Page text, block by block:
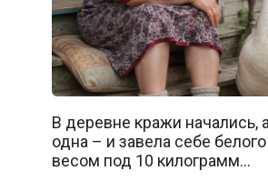
В деревне кражи начались,
одна – и завела себе
весом под 10 килограмм…